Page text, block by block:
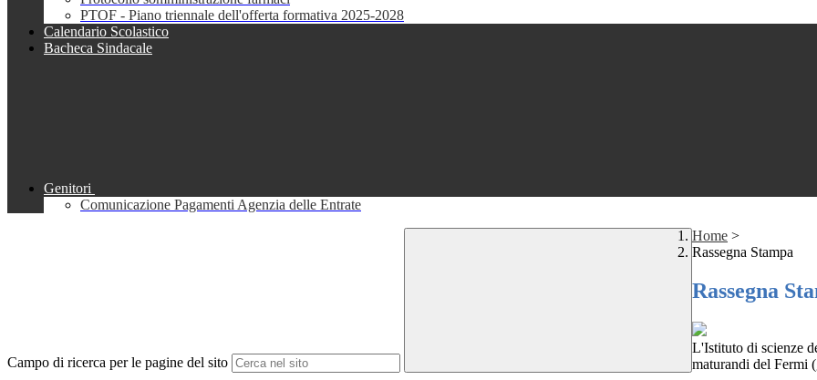
PTOF - Piano triennale dell'offerta formativa 2025-2028
Calendario Scolastico
Bacheca Sindacale
Genitori
Comunicazione Pagamenti Agenzia delle Entrate
Campo di ricerca per le pagine del sito
Home >
Rassegna Stampa
Rassegna
L'Istituto di scienze
maturandi del Fermi